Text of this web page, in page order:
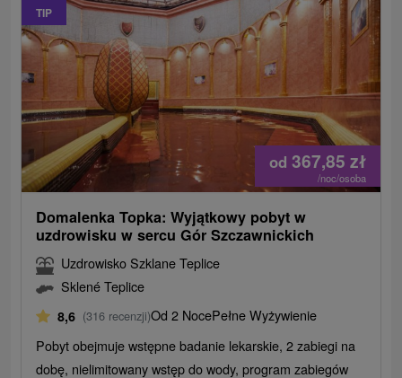
TIP
od 367,85 zł
/noc/osoba
Domalenka Topka: Wyjątkowy pobyt w
uzdrowisku w sercu Gór Szczawnickich
Uzdrowisko Szklane Teplice
Sklené Teplice
8,6 (316 recenzji)Od 2 NocePełne Wyżywienie
Pobyt obejmuje wstępne badanie lekarskie, 2 zabiegi na
dobę, nielimitowany wstęp do wody, program zabiegów